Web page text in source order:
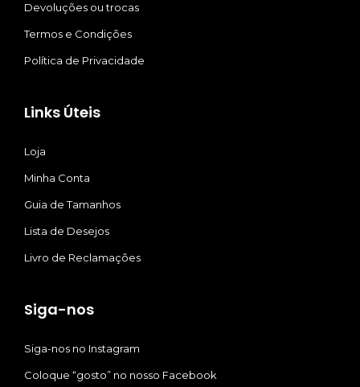
Devoluções ou trocas
Termos e Condições
Política de Privacidade
Links Úteis
Loja
Minha Conta
Guia de Tamanhos
Lista de Desejos
Livro de Reclamações
Siga-nos
Siga-nos no Instagram
Coloque “gosto” no nosso Facebook